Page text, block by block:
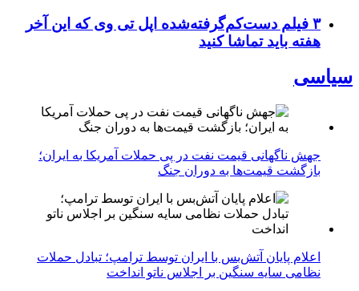
۳ فیلم دست‌کم‌گرفته‌شده اپل تی وی که این آخر
هفته باید تماشا کنید
سیاسی
جهش ناگهانی قیمت نفت در پی حملات آمریکا به ایران؛
بازگشت قیمت‌ها به دوران جنگ
اعلام پایان آتش‌بس با ایران توسط ترامپ؛ تبادل حملات
نظامی سایه سنگین بر اجلاس ناتو انداخت